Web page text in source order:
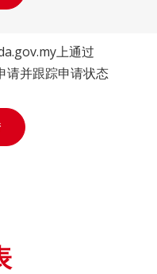
上通过
请并跟踪申请状态